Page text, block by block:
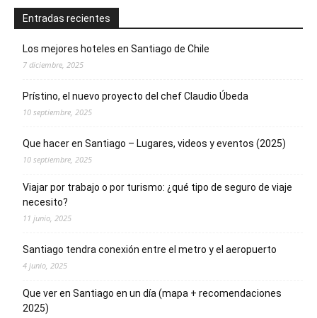
Entradas recientes
Los mejores hoteles en Santiago de Chile
7 diciembre, 2025
Prístino, el nuevo proyecto del chef Claudio Úbeda
10 septiembre, 2025
Que hacer en Santiago – Lugares, videos y eventos (2025)
10 septiembre, 2025
Viajar por trabajo o por turismo: ¿qué tipo de seguro de viaje
necesito?
11 junio, 2025
Santiago tendra conexión entre el metro y el aeropuerto
4 junio, 2025
Que ver en Santiago en un día (mapa + recomendaciones
2025)